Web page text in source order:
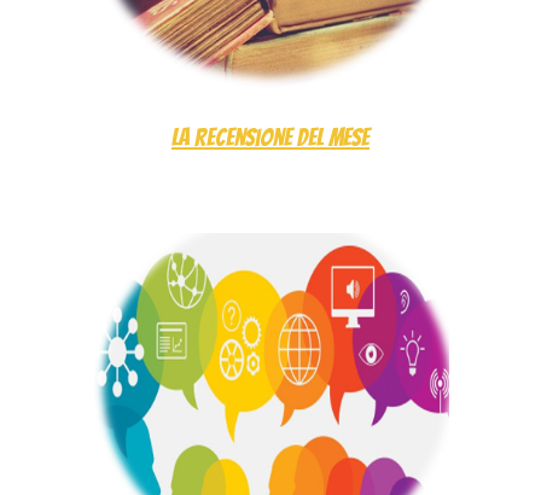
La recensione del mese